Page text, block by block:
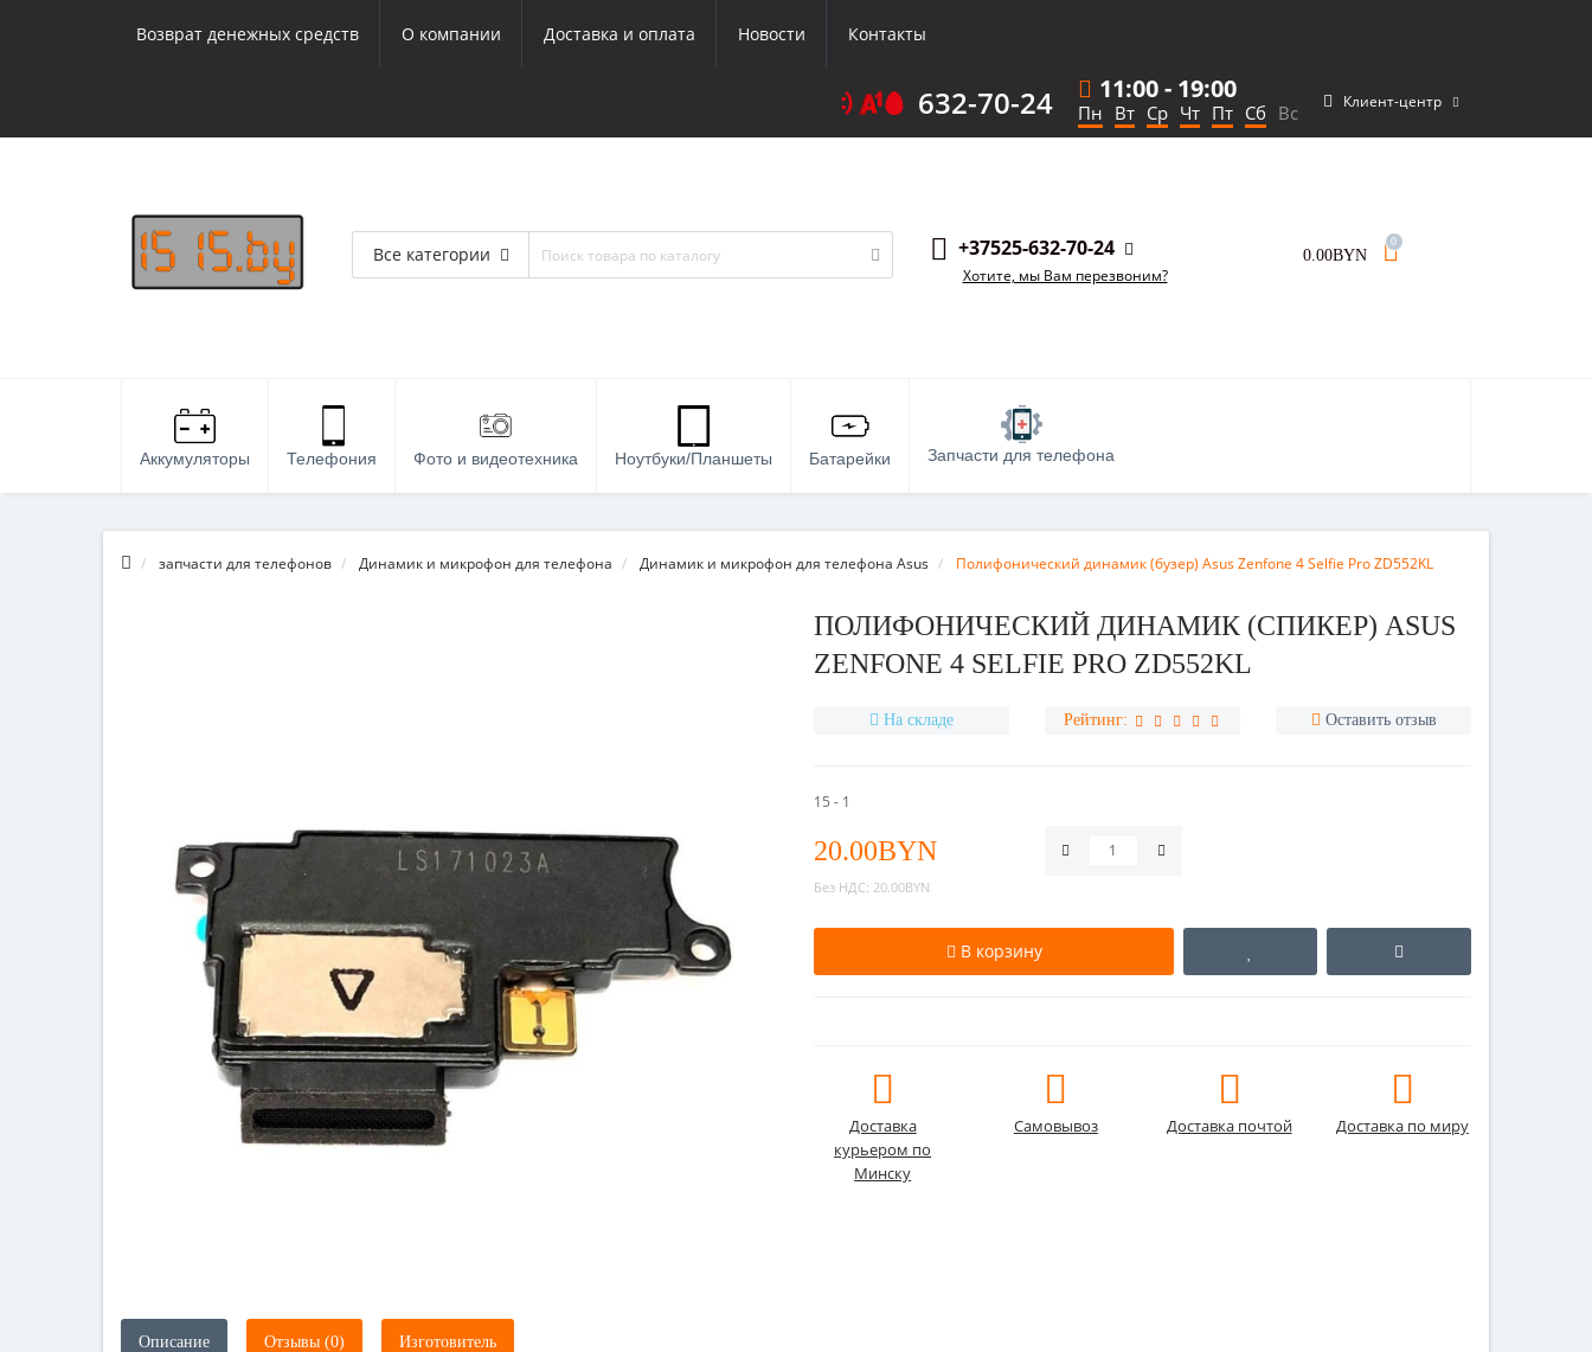
Возврат денежных средств О компании Доставка и оплата Новости Контакты
632-70-24 11:00- 19:00
Пн Вт Ср Чт Пт Сб Вс Клиент-центр
Все категории +37525-632-70-24
Хотите, мы Вам перезвоним?
0.00BYN
0
Аккумуляторы Телефония Фото и видеотехника Ноутбуки/Планшеты Батарейки Запчасти для телефона
запчасти для телефонов Динамик и микрофон для телефона Динамик и микрофон для телефона Asus Полифонический динамик (бузер) Asus Zenfone 4 Selfie Pro ZD552KL
ПОЛИФОНИЧЕСКИЙ ДИНАМИК (СПИКЕР) ASUS
ZENFONE 4 SELFIE PRO ZD552KL
На складе Рейтинг: Оставить отзыв
15 - 1
20.00BYN
Без НДС: 20.00BYN
В корзину
Доставка
курьером по
Минску
Самовывоз Доставка почтой Доставка по миру
Описание Отзывы (0) Изготовитель